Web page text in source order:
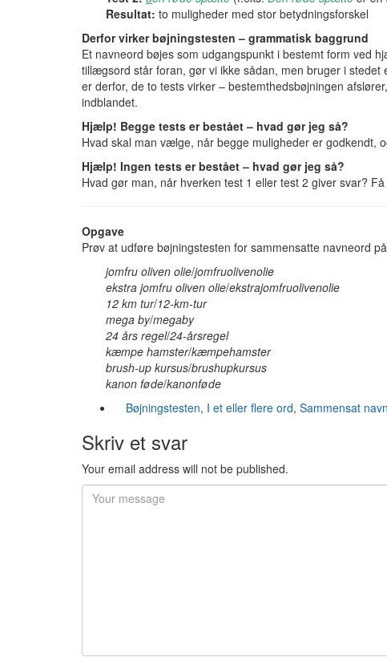
Resultat: to muligheder med stor betydningsforskel
Derfor virker bøjningstesten – grammatisk baggrund
Et navneord bøjes som udgangspunkt i bestemt form ved
tillægsord står foran, gør vi ikke sådan, men bruger i stedet
er derfor, de to tests virker – bestemthedsbøjningen
indblandet.
Hjælp! Begge tests er bestået – hvad gør jeg så?
Hvad skal man vælge, når begge muligheder er godkendt,
Hjælp! Ingen tests er bestået – hvad gør jeg så?
Hvad gør man, når hverken test 1 eller test 2 giver svar?
Opgave
Prøv at udføre bøjningstesten for sammensatte navneord
jomfru oliven olie/jomfruolivenolie
ekstra jomfru oliven olie/ekstrajomfruolivenolie
12 km tur/12-km-tur
mega by/megaby
24 års regel/24-årsregel
kæmpe hamster/kæmpehamster
brush-up kursus/brushupkursus
kanon føde/kanonføde
Bøjningstesten, I et eller flere ord, Sammensat
Skriv et svar
Your email address will not be published.